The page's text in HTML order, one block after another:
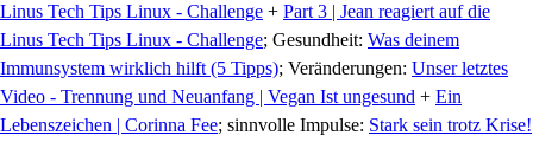
Linus Tech Tips Linux - Challenge + Part 3 | Jean reagiert auf die
Linus Tech Tips Linux - Challenge; Gesundheit: Was deinem
Immunsystem wirklich hilft (5 Tipps); Veränderungen: Unser letztes
Video - Trennung und Neuanfang | Vegan Ist ungesund + Ein
Lebenszeichen | Corinna Fee; sinnvolle Impulse: Stark sein trotz Krise!